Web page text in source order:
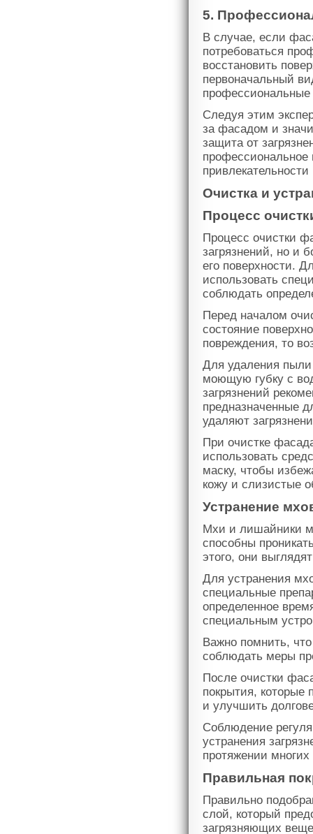
5.
В случае, если
потребоваться
восстановить
первоначальный
Следуя этим
за фасадом и
защита от
Очистка и
Процесс
Процесс очистки
загрязнений, но и
его поверхности.
использовать
соблюдать
Перед началом
состояние
повреждения, то
Для удаления
моющую губку с
загрязнений
предназначенные
удаляют
При очистке
использовать
маску, чтобы
кожу и слизистые
Устранение
Мхи и лишайники
способны
этого, они
Для устранения
специальные
определенное
специальным
Важно помнить,
соблюдать меры
После очистки
покрытия, которые
и улучшить
Соблюдение
устранения
протяжении
Правильная
Правильно
слой, который
загрязняющих